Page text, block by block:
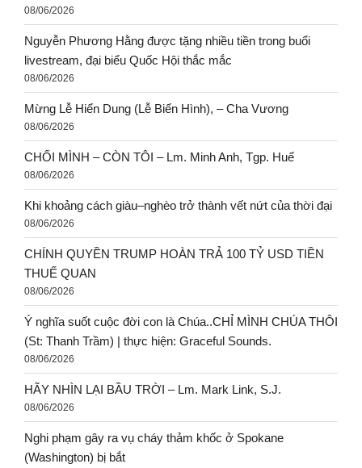
08/06/2026
Nguyễn Phương Hằng được tặng nhiều tiền trong buổi
livestream, đại biểu Quốc Hội thắc mắc
08/06/2026
Mừng Lễ Hiển Dung (Lễ Biến Hình), – Cha Vương
08/06/2026
CHỐI MÌNH – CÒN TÔI – Lm. Minh Anh, Tgp. Huế
08/06/2026
Khi khoảng cách giàu–nghèo trở thành vết nứt của thời đại
08/06/2026
CHÍNH QUYỀN TRUMP HOÀN TRẢ 100 TỶ USD TIỀN
THUẾ QUAN
08/06/2026
Ý nghĩa suốt cuộc đời con là Chúa..CHỈ MÌNH CHÚA THÔI
(St: Thanh Trầm) | thực hiện: Graceful Sounds.
08/06/2026
HÃY NHÌN LẠI BẦU TRỜI – Lm. Mark Link, S.J.
08/06/2026
Nghi phạm gây ra vụ cháy thảm khốc ở Spokane
(Washington) bị bắt